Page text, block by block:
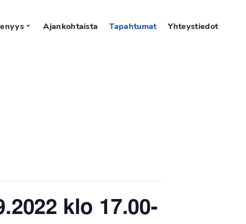
Ajankohtaista Tapahtumat Yhteystiedot
klo 17.00-